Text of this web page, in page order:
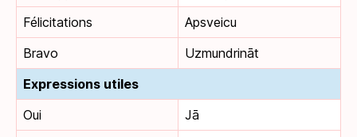
Félicitations
Apsveicu
Bravo
Uzmundrināt
Expressions utiles
Oui
Jā